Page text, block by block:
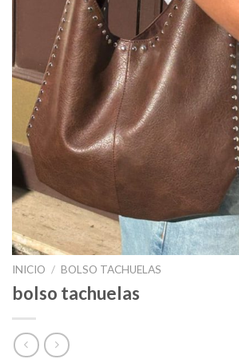
INICIO / BOLSO TACHUELAS
bolso tachuelas